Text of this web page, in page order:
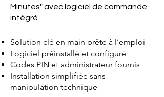
Minutes" avec logiciel de commande
intégré
Solution clé en main prête à l’emploi
Logiciel préinstallé et configuré
Codes PIN et administrateur fournis
Installation simplifiée sans
manipulation technique